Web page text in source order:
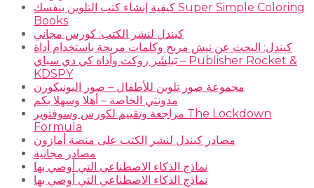
كيفية إنشاء كتب التلوين بنفسك Super Simple Coloring
Books
كيندل لنشر الكتب: كورس مجاني
كيندل: البحث عن نيش مربح وكلمات مربحة باستخدام أداة
بَبلِشَر روكت وأداة كي دي سباي – Publisher Rocket &
KDSPY
مجموعة صور تلوين للأطفال – صور اليونيكورن
مدونتي الخاصة – أهلا وسهلا بكم
مراجعة وتقييم لكورس وسوفتوير The Lockdown
Formula
مصادر كيندل لنشر الكتب على منصة أمازون
مصادر مجانية
نماذج الذكاء الاصطناعي التي أوصي بها
نماذج الذكاء الاصطناعي التي أوصي بها